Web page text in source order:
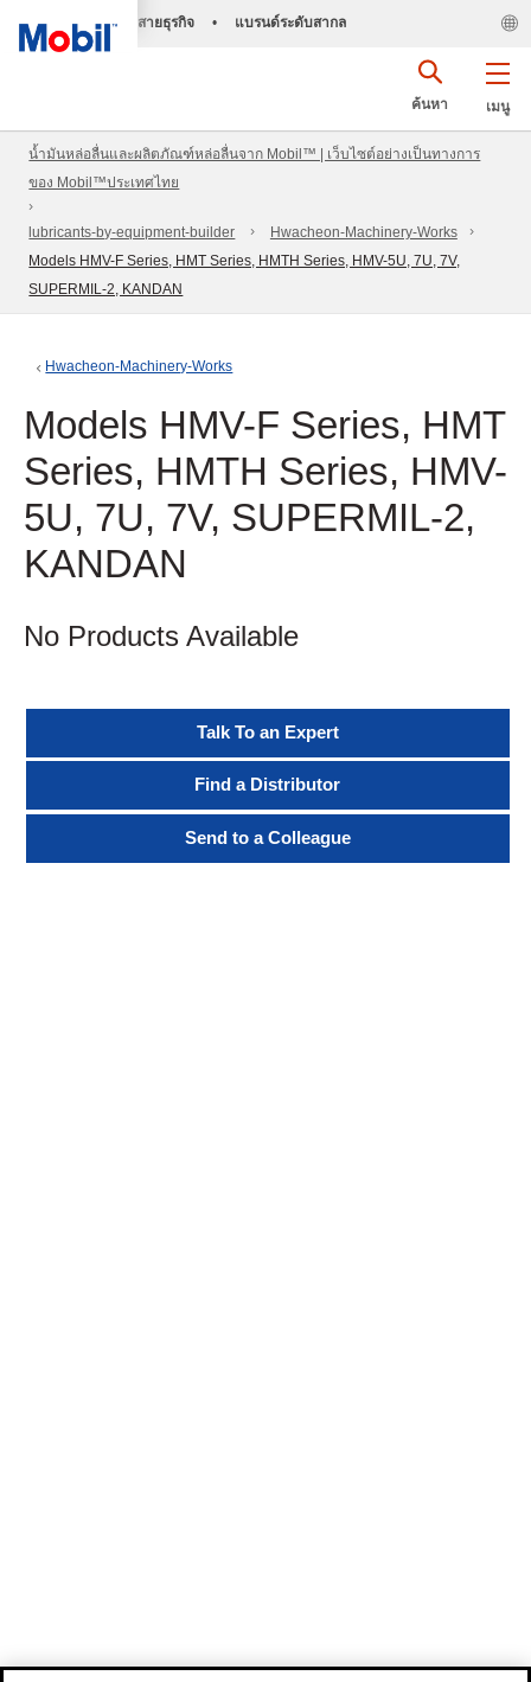
สายธุรกิจ • แบรนด์ระดับสากล
เมนู
ค้นหา
น้ำมันหล่อลื่นและผลิตภัณฑ์หล่อลื่นจาก Mobil™ | เว็บไซต์อย่างเป็นทางการ
ของ Mobil™ประเทศไทย
lubricants-by-equipment-builder
Hwacheon-Machinery-Works
Models HMV-F Series, HMT Series, HMTH Series, HMV-5U, 7U, 7V,
SUPERMIL-2, KANDAN
Hwacheon-Machinery-Works
Models HMV-F Series, HMT
Series, HMTH Series, HMV-
5U, 7U, 7V, SUPERMIL-2,
KANDAN
No Products Available
Talk To an Expert
Find a Distributor
Send to a Colleague